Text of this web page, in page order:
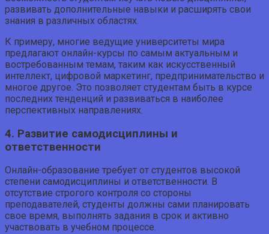
развивать дополнительные навыки и расширять свои
знания в различных областях.
К примеру, многие ведущие университеты мира
предлагают онлайн-курсы по самым актуальным и
востребованным темам, таким как искусственный
интеллект, цифровой маркетинг, предпринимательство и
многое другое. Это позволяет студентам быть в курсе
последних тенденций и развиваться в наиболее
перспективных направлениях.
4. Развитие самодисциплины и
ответственности
Онлайн-образование требует от студентов высокой
степени самодисциплины и ответственности. В
отсутствие строгого контроля со стороны
преподавателей, студенты должны сами планировать
свое время, выполнять задания в срок и активно
участвовать в учебном процессе.